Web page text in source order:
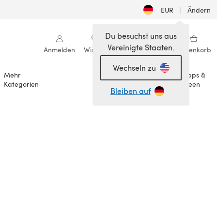
EUR | Ändern
Anmelden Wishlist Meine Bibliothek Warenkorb
Mehr
Kategorien
Anlässe
Tipps &
Ideen
Du besuchst uns aus
Vereinigte Staaten.
Wechseln zu
Bleiben auf